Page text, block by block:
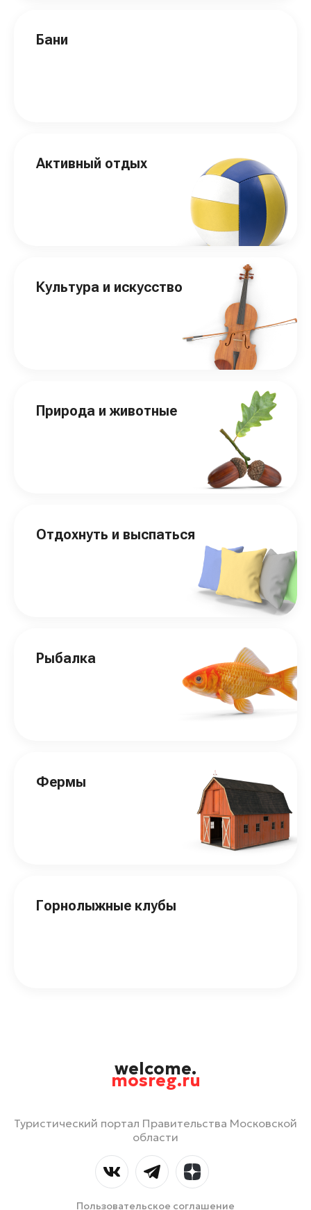
Бани
Активный отдых
Культура и искусство
Природа и животные
Отдохнуть и выспаться
Рыбалка
Фермы
Горнолыжные клубы
welcome.
mosreg.ru
Туристический портал Правительства Московской
области
Пользовательское соглашение